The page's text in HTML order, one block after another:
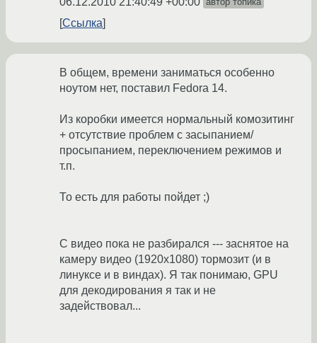
Ссылка
В общем, времени заниматься особенно
ноутом нет, поставил Fedora 14.
Из коробки имеется нормальный комозитинг
+ отсутствие проблем с засыпанием/
просыпанием, переключением режимов и
т.п.
То есть для работы пойдет ;)
С видео пока не разбирался --- заснятое на
камеру видео (1920x1080) тормозит (и в
линуксе и в виндах). Я так понимаю, GPU
для декодирования я так и не
задействовал...